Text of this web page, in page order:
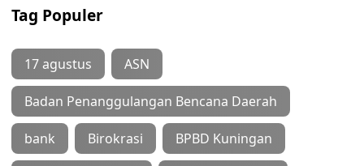
Tag Populer
17 agustus ASN
Badan Penanggulangan Bencana Daerah
bank Birokrasi BPBD Kuningan